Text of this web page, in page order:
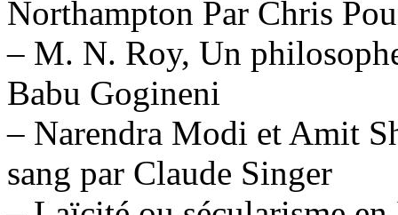
Northampton Par Chris
– M. N. Roy, Un
Babu Gogineni
– Narendra Modi et Amit
sang par Claude Singer